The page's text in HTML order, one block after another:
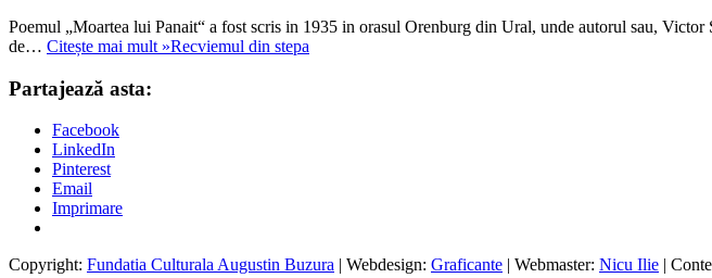
Poemul „Moartea lui Panait“ a fost scris in 1935 in orasul Orenburg din Ural, unde autorul sau,
de… Citește mai mult »Recviemul din stepa
Partajează asta:
Facebook
LinkedIn
Pinterest
Email
Imprimare
Copyright: Fundatia Culturala Augustin Buzura | Webdesign: Graficante | Webmaster: Nicu Ilie |